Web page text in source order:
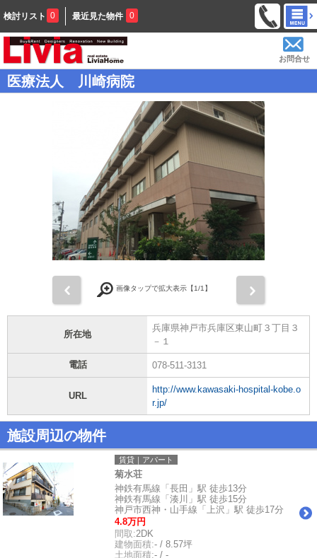
検討リスト 0 最近見た物件 0
お問合せ
医療法人 川崎病院
画像タップで拡大表示【1/1】
所在地
兵庫県神戸市兵庫区東山町３丁目３
－１
電話 078-511-3131
URL
http://www.kawasaki-hospital-kobe.o
r.jp/
施設周辺の物件
賃貸｜アパート
菊水荘
神鉄有馬線「長田」駅 徒歩13分
神鉄有馬線「湊川」駅 徒歩15分
神戸市西神・山手線「上沢」駅 徒歩17分
4.8万円
間取:2DK
建物面積:- / 8.57坪
土地面積:- / -